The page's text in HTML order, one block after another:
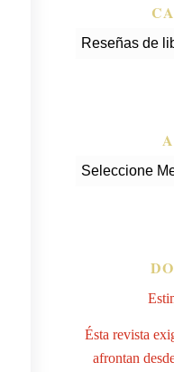
Categorías
Ésta revista
afrontan